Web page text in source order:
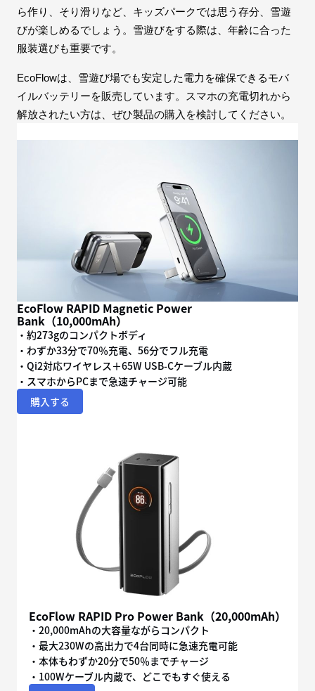
ら作り、そり滑りなど、キッズパークでは思う存分、雪遊
びが楽しめるでしょう。雪遊びをする際は、年齢に合った
服装選びも重要です。
EcoFlowは、雪遊び場でも安定した電力を確保できるモバ
イルバッテリーを販売しています。スマホの充電切れから
解放されたい方は、ぜひ製品の購入を検討してください。
EcoFlow RAPID Magnetic Power
Bank（10,000mAh）
・約273gのコンパクトボディ
・わずか33分で70％充電、56分でフル充電
・Qi2対応ワイヤレス＋65W USB-Cケーブル内蔵
購入する
EcoFlow RAPID Pro Power Bank（20,000mAh）
・20,000mAhの大容量ながらコンパクト
・最大230Wの高出力で4台同時に急速充電可能
・本体もわずか20分で50％までチャージ
・100Wケーブル内蔵で、どこでもすぐ使える